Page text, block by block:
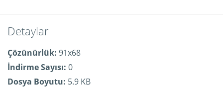
Detaylar
Çözünürlük: 91x68
İndirme Sayısı: 0
Dosya Boyutu: 5.9 KB